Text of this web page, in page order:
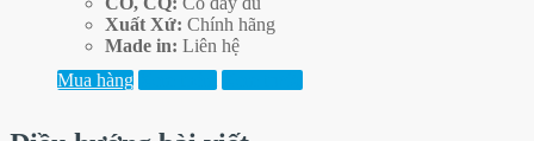
Xuất Xứ: Chính hãng
Made in: Liên hệ
Mua hàng